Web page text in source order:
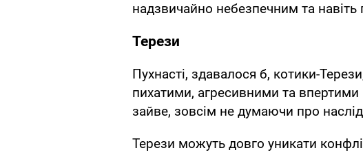
надзвичайно небезпечним та навіть
Терези
Пухнасті, здавалося б, котики-
пихатими, агресивними та
зайве, зовсім не думаючи про
Терези можуть довго уникати